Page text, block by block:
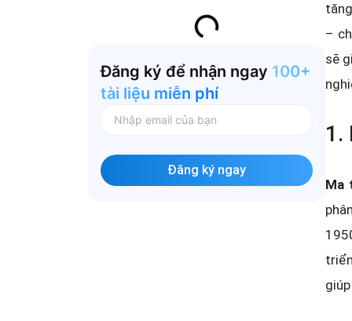
Đăng ký để nhận ngay 100+
tài liệu miễn phí
Đăng ký ngay
–
sẽ
1.
Ma